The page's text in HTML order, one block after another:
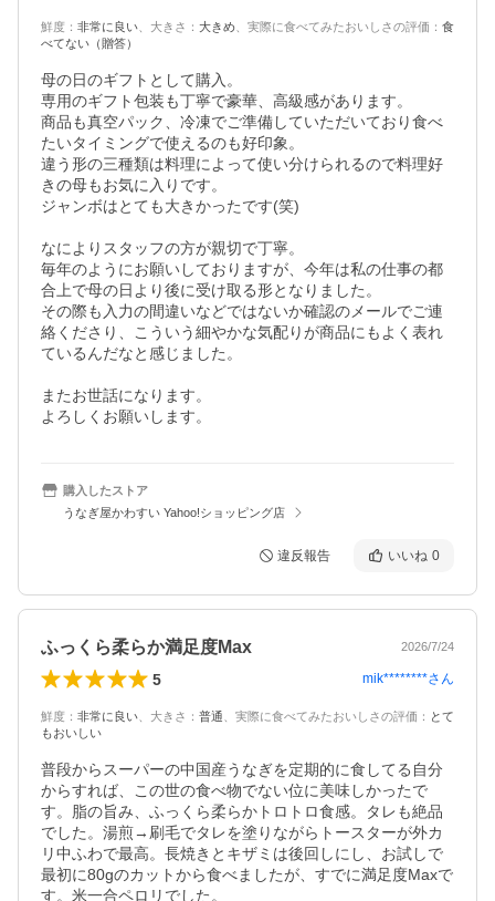
鮮度 ： 非常に良い 大きさ ： 大きめ 実際に食べてみたおいしさの評価 ： 食
べてない（贈答）
母の日のギフトとして購入。
専用のギフト包装も丁寧で豪華、高級感があります。
商品も真空パック、冷凍でご準備していただいており食べ
たいタイミングで使えるのも好印象。
違う形の三種類は料理によって使い分けられるので料理好
きの母もお気に入りです。
ジャンボはとても大きかったです(笑)
なによりスタッフの方が親切で丁寧。
毎年のようにお願いしておりますが、今年は私の仕事の都
合上で母の日より後に受け取る形となりました。
その際も入力の間違いなどではないか確認のメールでご連
絡くださり、こういう細やかな気配りが商品にもよく表れ
ているんだなと感じました。
またお世話になります。
よろしくお願いします。
購入したストア
うなぎ屋かわすい Yahoo!ショッピング店
違反報告 いいね 0
ふっくら柔らか満足度Max 2026/7/24
5 mik********さん
鮮度 ： 非常に良い 大きさ ： 普通 実際に食べてみたおいしさの評価 ： とて
もおいしい
普段からスーパーの中国産うなぎを定期的に食してる自分
からすれば、この世の食べ物でない位に美味しかったで
す。脂の旨み、ふっくら柔らかトロトロ食感。タレも絶品
でした。湯煎→刷毛でタレを塗りながらトースターが外カ
リ中ふわで最高。長焼きとキザミは後回しにし、お試しで
最初に80gのカットから食べましたが、すでに満足度Maxで
す。米一合ペロリでした。